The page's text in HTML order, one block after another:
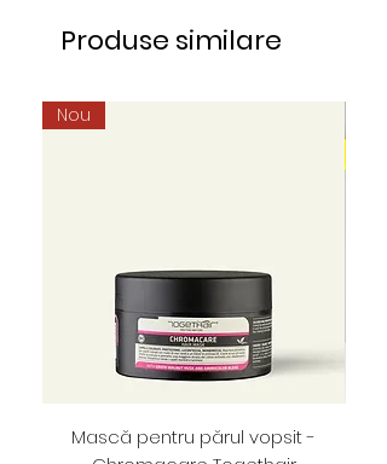
Produse similare
Nou
Mască pentru părul vopsit -